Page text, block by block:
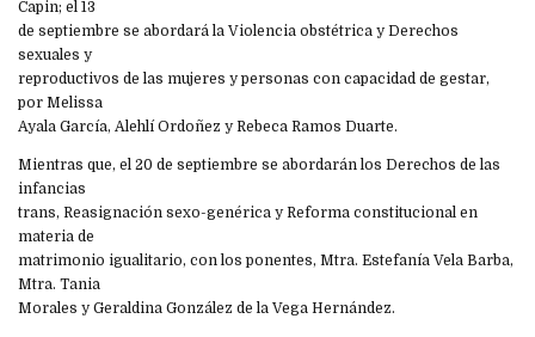
Capin; el 13
de septiembre se abordará la Violencia obstétrica y Derechos
sexuales y
reproductivos de las mujeres y personas con capacidad de gestar,
por Melissa
Ayala García, Alehlí Ordoñez y Rebeca Ramos Duarte.
Mientras que, el 20 de septiembre se abordarán los Derechos de las
infancias
trans, Reasignación sexo-genérica y Reforma constitucional en
materia de
matrimonio igualitario, con los ponentes, Mtra. Estefanía Vela Barba,
Mtra. Tania
Morales y Geraldina González de la Vega Hernández.